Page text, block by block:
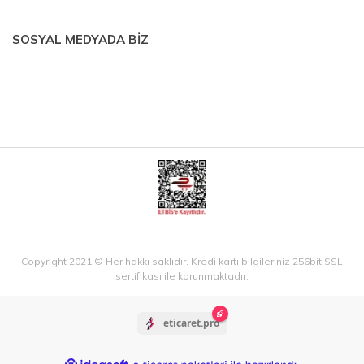
SOSYAL MEDYADA BİZ
Copyright 2021 © Her hakkı saklıdır. Kredi kartı bilgileriniz 256bit SSL
sertifikası ile korunmaktadır.
eticaret.pro